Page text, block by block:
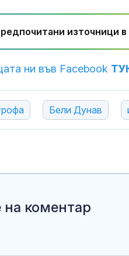
източници в
ни във Facebook
Бели Дунав
на коментар